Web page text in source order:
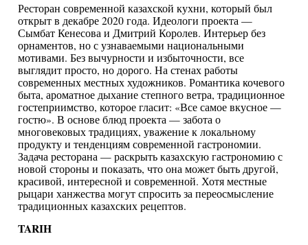
Ресторан современной казахской кухни, который был
открыт в декабре 2020 года. Идеологи проекта —
Сымбат Кенесова и Дмитрий Королев. Интерьер без
орнаментов, но с узнаваемыми национальными
мотивами. Без вычурности и избыточности, все
выглядит просто, но дорого. На стенах работы
современных местных художников. Романтика кочевого
быта, ароматное дыхание степного ветра, традиционное
гостеприимство, которое гласит: «Все самое вкусное —
гостю». В основе блюд проекта — забота о
многовековых традициях, уважение к локальному
продукту и тенденциям современной гастрономии.
Задача ресторана — раскрыть казахскую гастрономию с
новой стороны и показать, что она может быть другой,
красивой, интересной и современной. Хотя местные
рыцари ханжества могут спросить за переосмысление
традиционных казахских рецептов.
TARIH